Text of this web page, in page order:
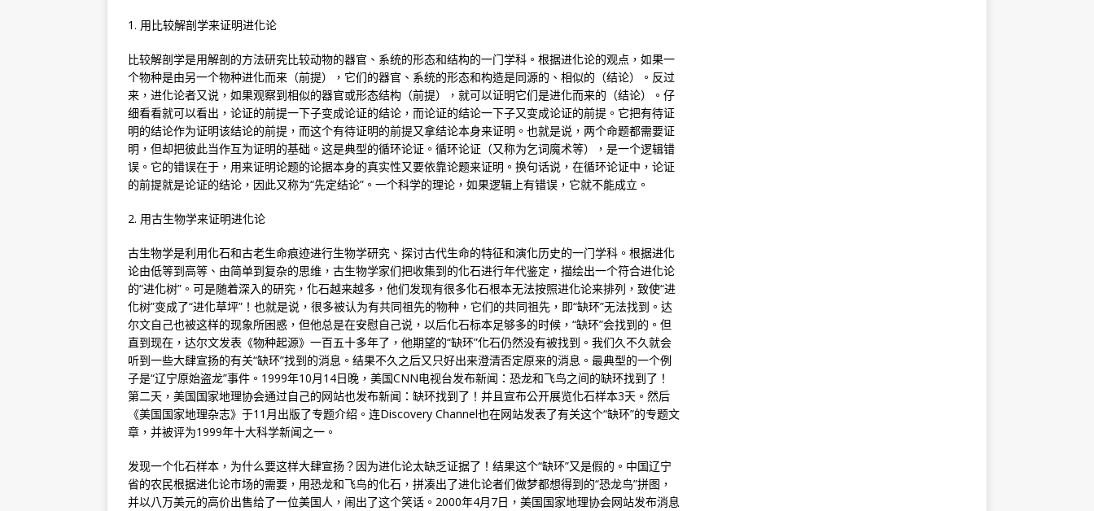
1. 用比较解剖学来证明进化论
比较解剖学是用解剖的方法研究比较动物的器官、系统的形态和结构的一门学科。根据进化论的观点，如果一
个物种是由另一个物种进化而来（前提），它们的器官、系统的形态和构造是同源的、相似的（结论）。反过
来，进化论者又说，如果观察到相似的器官或形态结构（前提），就可以证明它们是进化而来的（结论）。仔
细看看就可以看出，论证的前提一下子变成论证的结论，而论证的结论一下子又变成论证的前提。它把有待证
明的结论作为证明该结论的前提，而这个有待证明的前提又拿结论本身来证明。也就是说，两个命题都需要证
明，但却把彼此当作互为证明的基础。这是典型的循环论证。循环论证（又称为乞词魔术等），是一个逻辑错
误。它的错误在于，用来证明论题的论据本身的真实性又要依靠论题来证明。换句话说，在循环论证中，论证
的前提就是论证的结论，因此又称为“先定结论”。一个科学的理论，如果逻辑上有错误，它就不能成立。
2. 用古生物学来证明进化论
古生物学是利用化石和古老生命痕迹进行生物学研究、探讨古代生命的特征和演化历史的一门学科。根据进化
论由低等到高等、由简单到复杂的思维，古生物学家们把收集到的化石进行年代鉴定，描绘出一个符合进化论
的“进化树”。可是随着深入的研究，化石越来越多，他们发现有很多化石根本无法按照进化论来排列，致使“进
化树”变成了“进化草坪”！也就是说，很多被认为有共同祖先的物种，它们的共同祖先，即“缺环”无法找到。达
尔文自己也被这样的现象所困惑，但他总是在安慰自己说，以后化石标本足够多的时候，“缺环”会找到的。但
直到现在，达尔文发表《物种起源》一百五十多年了，他期望的“缺环”化石仍然没有被找到。我们久不久就会
听到一些大肆宣扬的有关“缺环”找到的消息。结果不久之后又只好出来澄清否定原来的消息。最典型的一个例
子是“辽宁原始盗龙”事件。1999年10月14日晚，美国CNN电视台发布新闻：恐龙和飞鸟之间的缺环找到了！
第二天，美国国家地理协会通过自己的网站也发布新闻：缺环找到了！并且宣布公开展览化石样本3天。然后
《美国国家地理杂志》于11月出版了专题介绍。连Discovery Channel也在网站发表了有关这个“缺环”的专题文
章，并被评为1999年十大科学新闻之一。
发现一个化石样本，为什么要这样大肆宣扬？因为进化论太缺乏证据了！结果这个“缺环”又是假的。中国辽宁
省的农民根据进化论市场的需要，用恐龙和飞鸟的化石，拼凑出了进化论者们做梦都想得到的“恐龙鸟”拼图，
并以八万美元的高价出售给了一位美国人，闹出了这个笑话。2000年4月7日，美国国家地理协会网站发布消息